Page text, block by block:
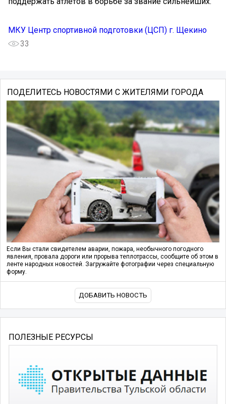
МКУ Центр спортивной подготовки (ЦСП) г. Щекино
33
ПОДЕЛИТЕСЬ НОВОСТЯМИ С ЖИТЕЛЯМИ ГОРОДА
Если Вы стали свидетелем аварии, пожара, необычного погодного
явления, провала дороги или прорыва теплотрассы, сообщите об этом в
ленте народных новостей. Загружайте фотографии через специальную
форму.
ДОБАВИТЬ НОВОСТЬ
ПОЛЕЗНЫЕ РЕСУРСЫ